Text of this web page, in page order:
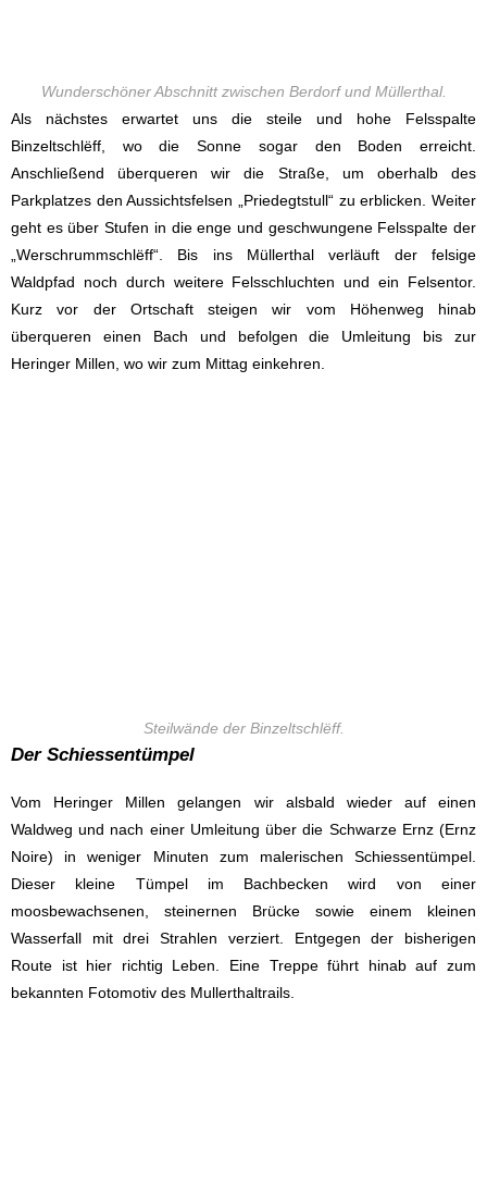
Wunderschöner Abschnitt zwischen Berdorf und Müllerthal.
Als nächstes erwartet uns die steile und hohe Felsspalte
Binzeltschlëff, wo die Sonne sogar den Boden erreicht.
Anschließend überqueren wir die Straße, um oberhalb des
Parkplatzes den Aussichtsfelsen „Priedegtstull“ zu erblicken. Weiter
geht es über Stufen in die enge und geschwungene Felsspalte der
„Werschrummschlëff“. Bis ins Müllerthal verläuft der felsige
Waldpfad noch durch weitere Felsschluchten und ein Felsentor.
Kurz vor der Ortschaft steigen wir vom Höhenweg hinab
überqueren einen Bach und befolgen die Umleitung bis zur
Heringer Millen, wo wir zum Mittag einkehren.
Steilwände der Binzeltschlëff.
Der Schiessentümpel
Vom Heringer Millen gelangen wir alsbald wieder auf einen
Waldweg und nach einer Umleitung über die Schwarze Ernz (Ernz
Noire) in weniger Minuten zum malerischen Schiessentümpel.
Dieser kleine Tümpel im Bachbecken wird von einer
moosbewachsenen, steinernen Brücke sowie einem kleinen
Wasserfall mit drei Strahlen verziert. Entgegen der bisherigen
Route ist hier richtig Leben. Eine Treppe führt hinab auf zum
bekannten Fotomotiv des Mullerthaltrails.